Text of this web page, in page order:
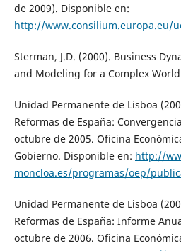
de 2009). Disponible en:
http://www.consilium.europa.eu/
Sterman, J.D. (2000). Business
and Modeling for a Complex
Unidad Permanente de Lisboa
Reformas de España:
octubre de 2005. Oficina
Gobierno. Disponible en: http://
moncloa.es/programas/oep/
Unidad Permanente de Lisboa
Reformas de España: Informe
octubre de 2006. Oficina